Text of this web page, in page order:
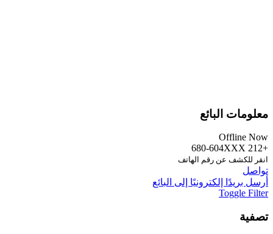
معلومات البائع
Offline Now
+212 680-604XXX
انقر للكشف عن رقم الهاتف
تواصل
أرسل بريدًا إلكترونيًا إلى البائع
Toggle Filter
تصفية